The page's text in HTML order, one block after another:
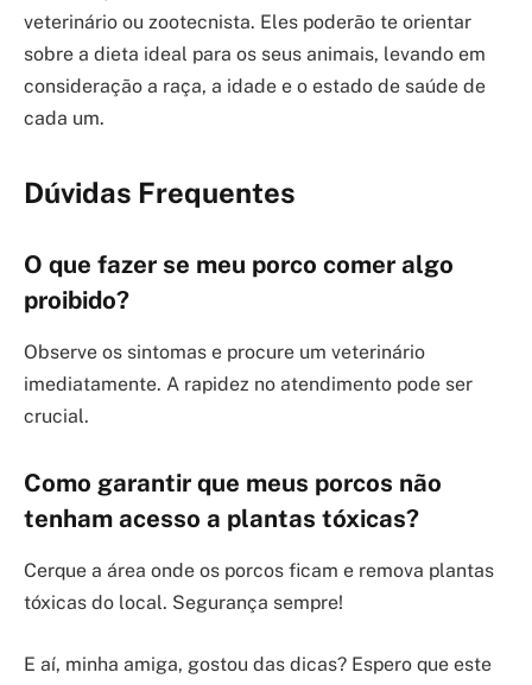
veterinário ou zootecnista. Eles poderão te orientar
sobre a dieta ideal para os seus animais, levando em
consideração a raça, a idade e o estado de saúde de
cada um.
Dúvidas Frequentes
O que fazer se meu porco comer algo
proibido?
Observe os sintomas e procure um veterinário
imediatamente. A rapidez no atendimento pode ser
crucial.
Como garantir que meus porcos não
tenham acesso a plantas tóxicas?
Cerque a área onde os porcos ficam e remova plantas
tóxicas do local. Segurança sempre!
E aí, minha amiga, gostou das dicas? Espero que este